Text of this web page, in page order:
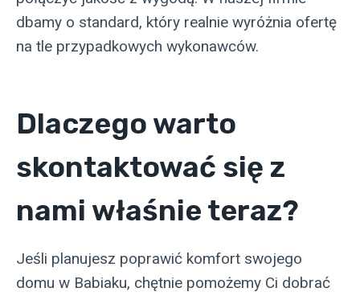
dbamy o standard, który realnie wyróżnia ofertę
na tle przypadkowych wykonawców.
Dlaczego warto
skontaktować się z
nami właśnie teraz?
Jeśli planujesz poprawić komfort swojego
domu w Babiaku, chętnie pomożemy Ci dobrać